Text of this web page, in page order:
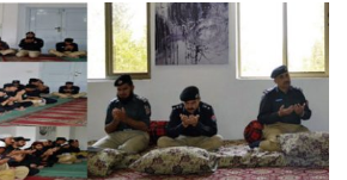
n
d
n
e
m